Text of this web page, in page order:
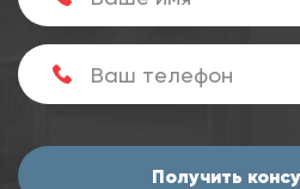
Получить